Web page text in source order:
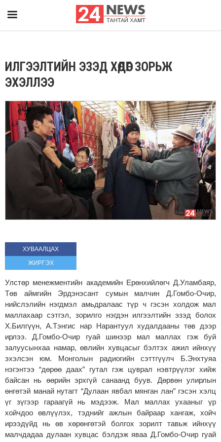
ИЛГЭЭЛТИЙН ЭЗЭД ХӨДӨӨГ ЗОРЬЖ
ЭХЭЛЛЭЭ
ХУВААЛЦАХ
ЖИРГЭХ
Улстөр менежментийн академийн Ерөнхийлөгч Д.Уламбаяр,
Төв аймгийн Эрдэнэсант сумын малчин Д.Гомбо-Очир,
нийслэлийн нэгдмэл амьдралаас түр ч гэсэн холдож мал
маллахаар сэтгэл, зорилго нэгдэн илгээлтийн эзэд болох
Х.Билгүүн, А.Тэнгис нар Нарантуул худалдааны төв дээр
ирлээ. Д.Гомбо-Очир гуай шинээр мал маллах гэж буй
залуусынхаа намар, өвлийн хувцасыг бэлтэх ажил ийнхүү
эхэлсэн юм. Монголын радиогийн сэттгүүлч Б.Энхтуяа
нэгэнтээ “дөрөө даах” гутал гэж цуврал нэвтрүүлэг хийж
байсан нь өөрийн эрхгүй санаанд буув. Дөрвөн улирлын
өнгөтэй манай нутагт “Дулаан явбал мянган лан” гэсэн хэлц
үг зүгээр гараагүй нь мэдээж. Мал маллах ухааныг үр
хойчдоо өвлүүлэх, тэднийг ажлын байраар хангаж, хойч
ирээдүйд нь өв хөрөнгөтэй болгох зорилт тавьж ийнхүү
малчдадаа дулаан хувцас бэлдэж яваа Д.Гомбо-Очир гуай